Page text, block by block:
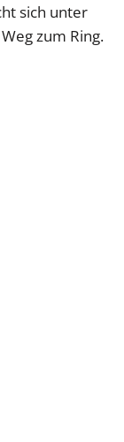
sich unter
zum Ring.